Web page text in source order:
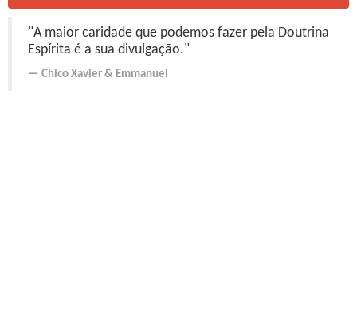
"A maior caridade que podemos fazer pela Doutrina
Espírita é a sua divulgação."
Chico Xavier & Emmanuel